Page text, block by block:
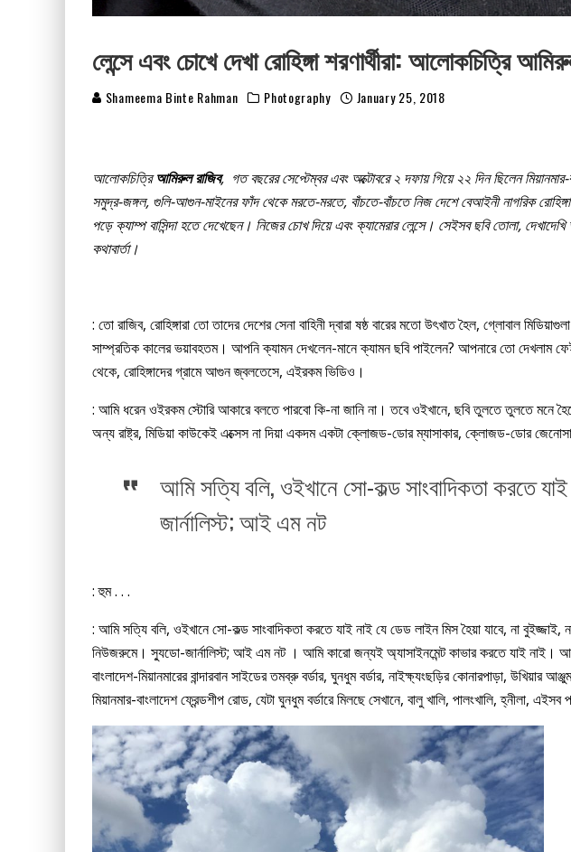
লেন্সে এবং চোখে দেখা রোহিঙ্গা শরণার্থীরা: আলোকচিত্রি
Shameema Binte Rahman Photography January 25, 2018
আলোকচিত্রিআমিরুল রাজিব, গত বছরের সেপ্টেম্বর এবং অক্টোবরে ২ দফায় গিয়ে ২২ দিন ছিলেন মিয়ানমার-
সমুদ্র-জঙ্গল, গুলি-আগুন-মাইনের ফাঁদ থেকে মরতে-মরতে, বাঁচতে-বাঁচতে নিজ দেশে বেআইনী নাগরিক
পড়ে ক্যাম্প বাসিন্দা হতে দেখেছেন। নিজের চোখ দিয়ে এবং ক্যামেরার লেন্সে। সেইসব ছবি তোলা,
কথাবার্তা।
: তো রাজিব, রোহিঙ্গারা তো তাদের দেশের সেনা বাহিনী দ্বারা ষষ্ঠ বারের মতো উৎখাত হৈল, গ্লোবাল
সাম্প্রতিক কালের ভয়াবহতম। আপনি ক্যামন দেখলেন-মানে ক্যামন ছবি পাইলেন? আপনারে তো দেখলাম
থেকে, রোহিঙ্গাদের গ্রামে আগুন জ্বলতেসে, এইরকম ভিডিও।
: আমি ধরেন ওইরকম স্টোরি আকারে বলতে পারবো কি-না জানি না। তবে ওইখানে, ছবি তুলতে তুলতে মনে
অন্য রাষ্ট্র, মিডিয়া কাউকেই এক্সেস না দিয়া একদম একটা ক্লোজড-ডোর ম্যাসাকার, ক্লোজড-ডোর
আমি সত্যি বলি, ওইখানে সো-কল্ড সাংবাদিকতা করতে
জার্নালিস্ট; আই এম নট
: হুম . . .
: আমি সত্যি বলি, ওইখানে সো-কল্ড সাংবাদিকতা করতে যাই নাই যে ডেড লাইন মিস হৈয়া যাবে, না বুইজ্জাই,
নিউজরুমে। স্যুডো-জার্নালিস্ট; আই এম নট । আমি কারো জন্যই অ্যাসাইনমেন্ট কাভার করতে যাই নাই।
বাংলাদেশ-মিয়ানমারের বান্দারবান সাইডের তমব্রু বর্ডার, ঘুনধুম বর্ডার, নাইক্ষ্যংছড়ির কোনারপাড়া, উখিয়ার
মিয়ানমার-বাংলাদেশ ফ্রেন্ডশীপ রোড, যেটা ঘুনধুম বর্ডারে মিলছে সেখানে, বালু খালি, পালংখালি, হ্নীলা, এইসব